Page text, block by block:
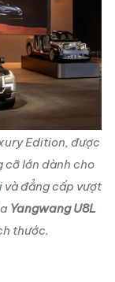
Edition, được
cỡ lớn dành cho
và đẳng cấp vượt
Yangwang U8L
thước.